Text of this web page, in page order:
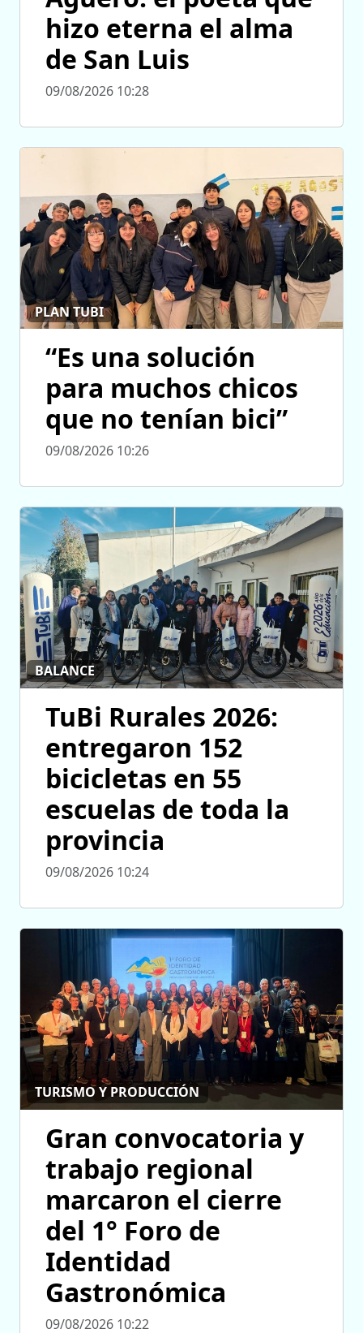
hizo eterna el alma
de San Luis
09/08/2026 10:28
PLAN TUBI
“Es una solución
para muchos chicos
que no tenían bici”
09/08/2026 10:26
BALANCE
TuBi Rurales 2026:
entregaron 152
bicicletas en 55
escuelas de toda la
provincia
09/08/2026 10:24
TURISMO Y PRODUCCIÓN
Gran convocatoria y
trabajo regional
marcaron el cierre
del 1° Foro de
Identidad
Gastronómica
09/08/2026 10:22